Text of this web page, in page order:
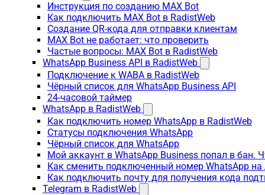
Инструкция по созданию MAX Bot
Как подключить MAX Bot в RadistWeb
Создание QR-кода для отправки клиентам
MAX Bot не работает: что проверить
Частые вопросы: MAX Bot в RadistWeb
WhatsApp Business API в RadistWeb
Подключение к WABA в RadistWeb
Чёрный список для WhatsApp Business API
24-часовой таймер
WhatsApp в RadistWeb
Как подключить номер WhatsApp в RadistWeb
Статусы подключения WhatsApp
Чёрный список для WhatsApp
Мой аккаунт в WhatsApp Business попал в бан.
Как сменить подключенный номер WhatsApp на
Как подключить почту для получения кода
Telegram в RadistWeb